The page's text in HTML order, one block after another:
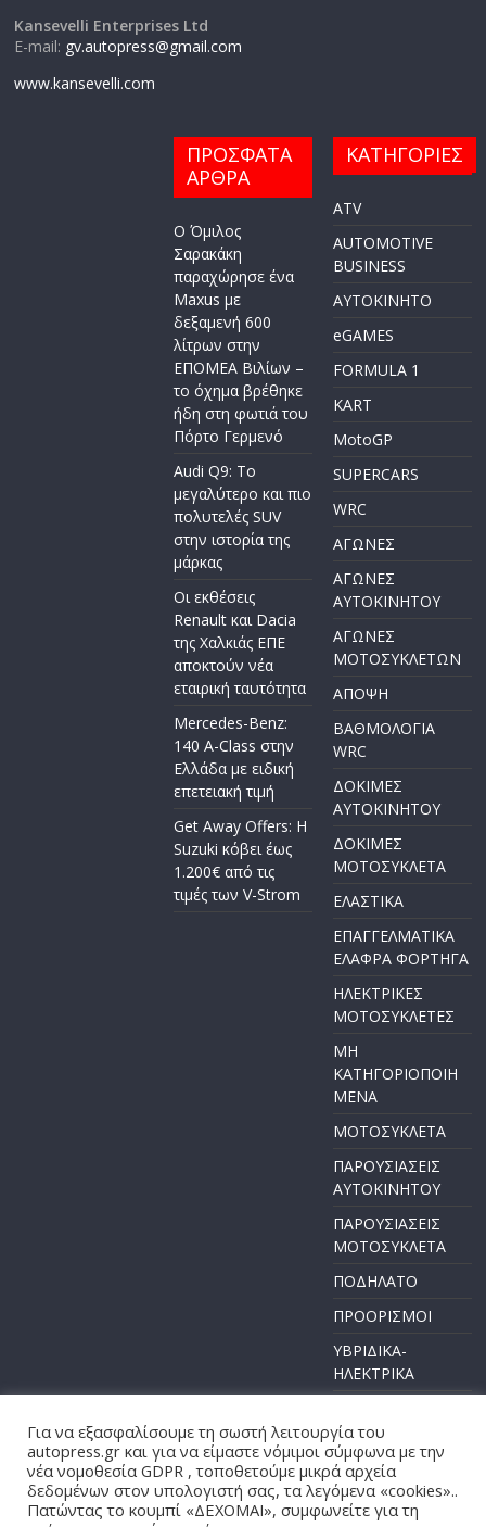
Kansevelli Enterprises Ltd
E-mail: gv.autopress@gmail.com
www.kansevelli.com
ΠΡΟΣΦΑΤΑ
ΑΡΘΡΑ
Ο Όμιλος
Σαρακάκη
παραχώρησε ένα
Maxus με
δεξαμενή 600
λίτρων στην
ΕΠΟΜΕΑ Βιλίων –
το όχημα βρέθηκε
ήδη στη φωτιά του
Πόρτο Γερμενό
Audi Q9: Το
μεγαλύτερο και πιο
πολυτελές SUV
στην ιστορία της
μάρκας
Οι εκθέσεις
Renault και Dacia
της Χαλκιάς ΕΠΕ
αποκτούν νέα
εταιρική ταυτότητα
Mercedes-Benz:
140 A-Class στην
Ελλάδα με ειδική
επετειακή τιμή
Get Away Offers: Η
Suzuki κόβει έως
1.200€ από τις
τιμές των V-Strom
ΚΑΤΗΓΟΡΙΕΣ
ATV
AUTOMOTIVE
BUSINESS
AYTOKINHTO
eGAMES
FORMULA 1
KART
MotoGP
SUPERCARS
WRC
ΑΓΩΝΕΣ
ΑΓΩΝΕΣ
AYTOKINHTOY
ΑΓΩΝΕΣ
ΜΟΤΟΣΥΚΛΕΤΩΝ
ΑΠΟΨΗ
ΒΑΘΜΟΛΟΓΙΑ
WRC
ΔΟΚΙΜΕΣ
ΑΥΤΟΚΙΝΗΤΟΥ
ΔΟΚΙΜΕΣ
ΜΟΤΟΣΥΚΛΕΤΑ
ΕΛΑΣΤΙΚΑ
ΕΠΑΓΓΕΛΜΑΤΙΚΑ
ΕΛΑΦΡΑ ΦΟΡΤΗΓΑ
ΗΛΕΚΤΡΙΚΕΣ
ΜΟΤΟΣΥΚΛΕΤΕΣ
ΜΗ
ΚΑΤΗΓΟΡΙΟΠΟΙΗ
ΜΕΝΑ
ΜΟΤΟΣΥΚΛΕΤΑ
ΠΑΡΟΥΣΙΑΣΕΙΣ
ΑΥΤΟΚΙΝΗΤΟΥ
ΠΑΡΟΥΣΙΑΣΕΙΣ
ΜΟΤΟΣΥΚΛΕΤΑ
ΠΟΔΗΛΑΤΟ
ΠΡΟΟΡΙΣΜΟΙ
ΥΒΡΙΔΙΚΑ-
ΗΛΕΚΤΡΙΚΑ
Πνευματικά Δικαιώματα © 2026AUTOPRESS . Τα πνευματικά
δικαιώματα προστατεύονται.
Για να εξασφαλίσουμε τη σωστή λειτουργία του
autopress.gr και για να είμαστε νόμιμοι σύμφωνα με την
νέα νομοθεσία GDPR , τοποθετούμε μικρά αρχεία
δεδομένων στον υπολογιστή σας, τα λεγόμενα «cookies»..
Πατώντας το κουμπί «ΔΕΧΟΜΑΙ», συμφωνείτε για τη